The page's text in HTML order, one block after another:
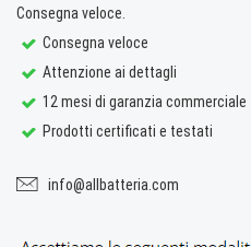
Consegna veloce.
Consegna veloce
Attenzione ai dettagli
12 mesi di garanzia commerciale
Prodotti certificati e testati
info@allbatteria.com